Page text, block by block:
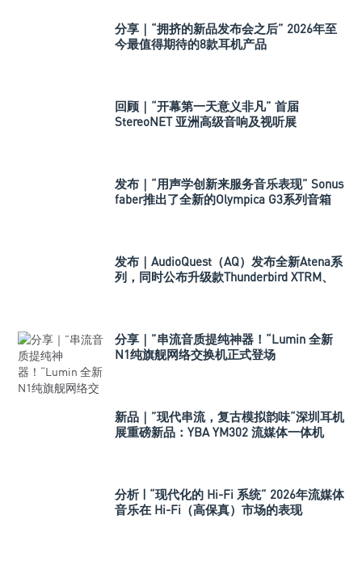
分享｜“拥挤的新品发布会之后” 2026年至
今最值得期待的8款耳机产品
回顾｜“开幕第一天意义非凡” 首届
StereoNET 亚洲高级音响及视听展
发布｜“用声学创新来服务音乐表现” Sonus
faber推出了全新的Olympica G3系列音箱
发布｜AudioQuest（AQ）发布全新Atena系
列，同时公布升级款Thunderbird XTRM、
分享｜”串流音质提纯神器！“Lumin 全新
N1纯旗舰网络交换机正式登场
新品｜”现代串流，复古模拟韵味“深圳耳机
展重磅新品：YBA YM302 流媒体一体机
分析 | “现代化的 Hi-Fi 系统” 2026年流媒体
音乐在 Hi-Fi（高保真）市场的表现